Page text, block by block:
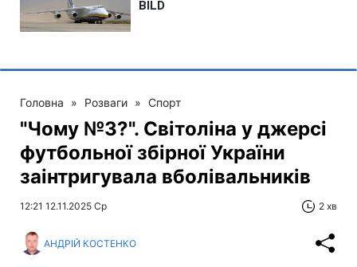
Головна » Розваги » Спорт
"Чому №3?". Світоліна у джерсі
футбольної збірної України
заінтригувала вболівальників
12:21 12.11.2025 Ср 2 хв
АНДРІЙ КОСТЕНКО